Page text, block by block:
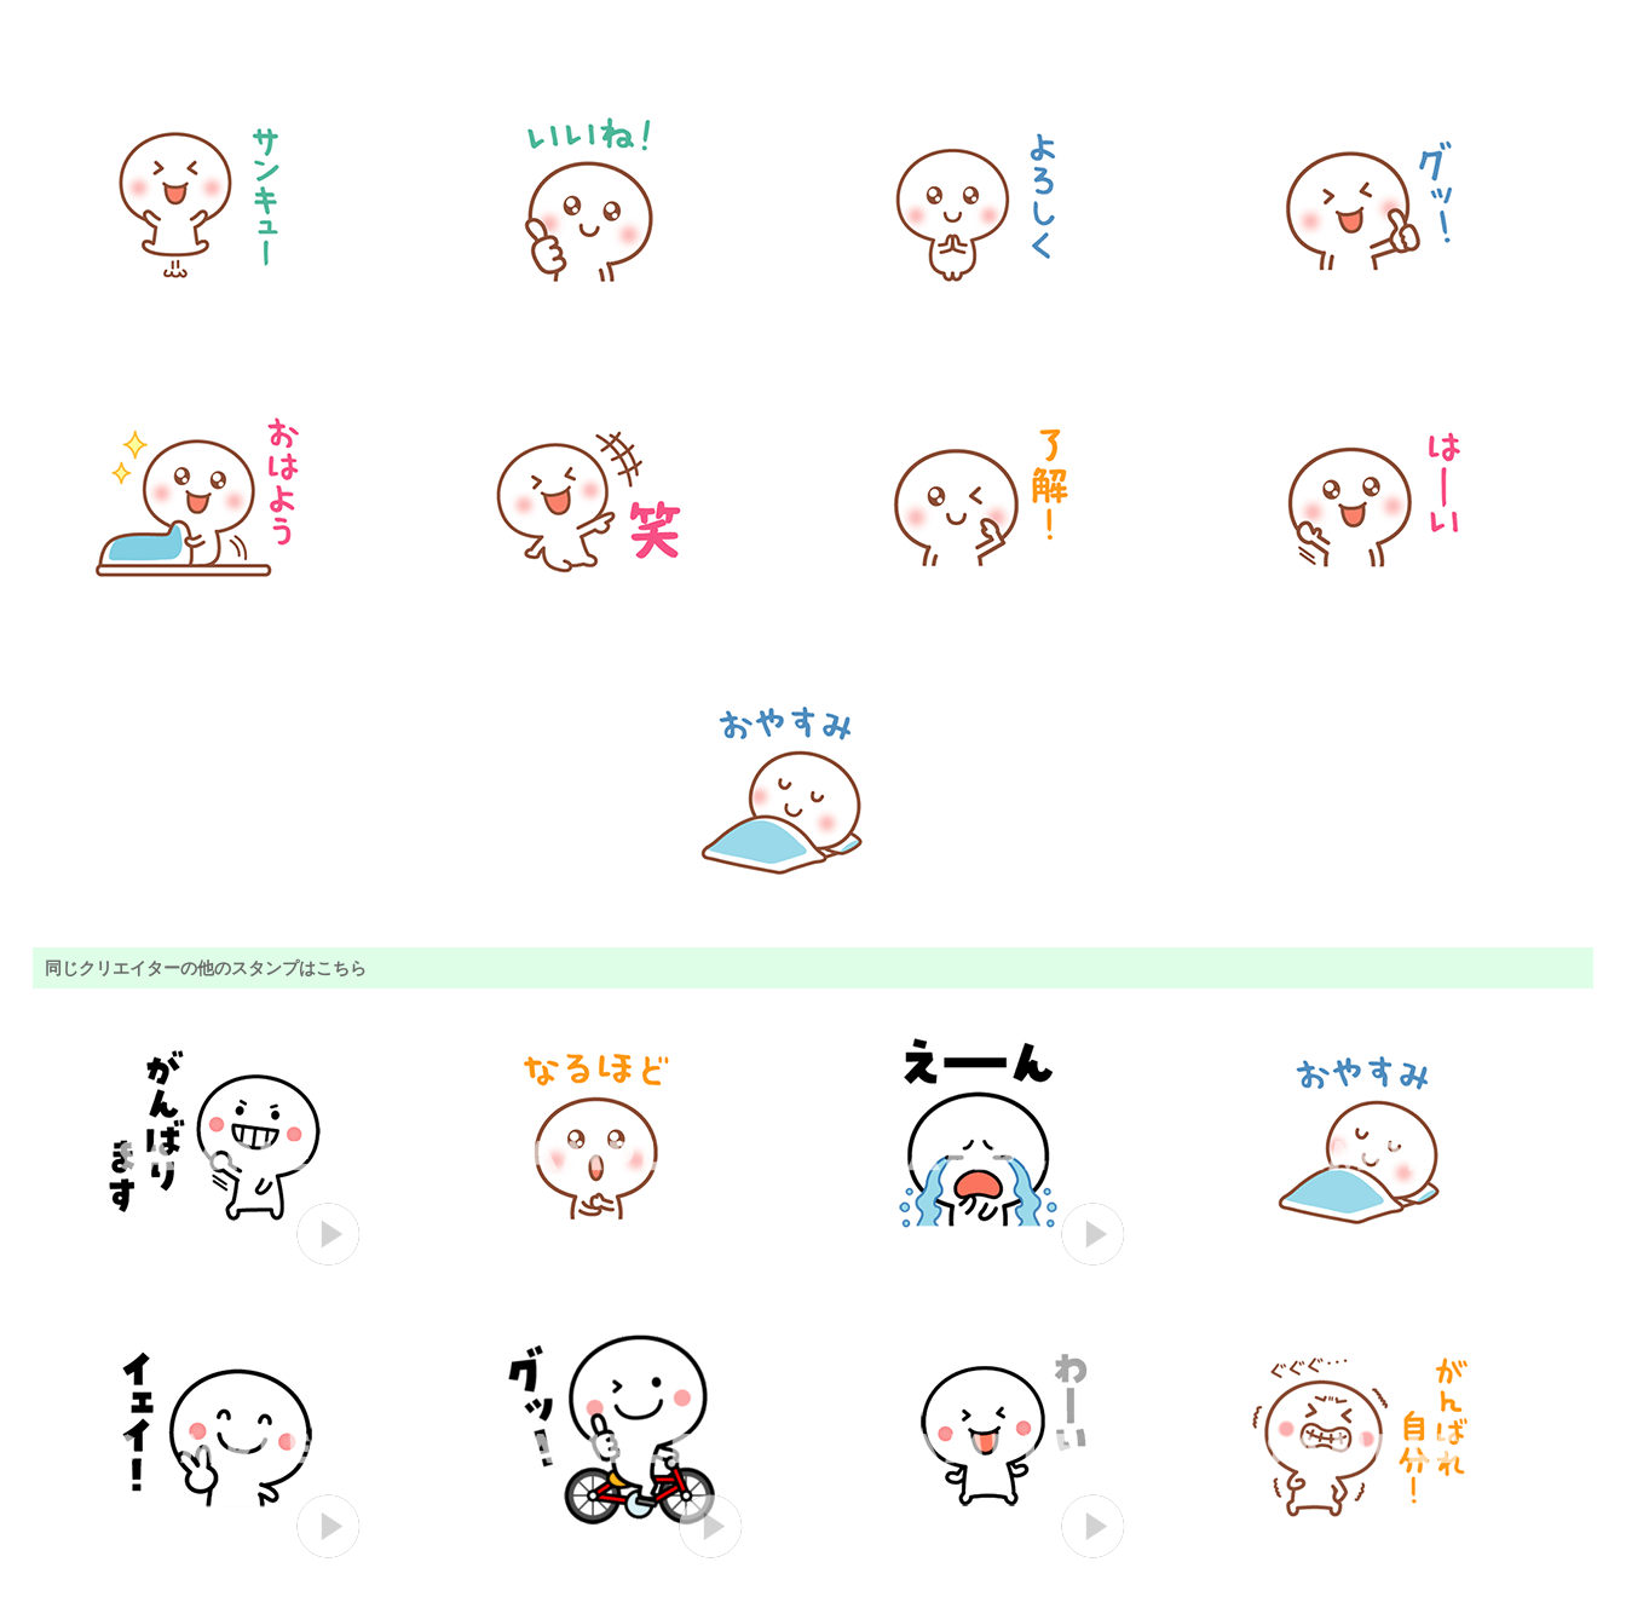
同じクリエイターの他のスタンプはこちら